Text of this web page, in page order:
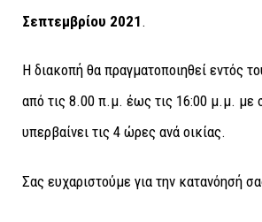
Σεπτεμβρίου 2021 .
Η διακοπή θα πραγματοποιηθεί εντός
από τις 8.00 π.μ. έως τις 16:00 μ.μ. με
υπερβαίνει τις 4 ώρες ανά οικίας.
Σας ευχαριστούμε για την κατανόησή